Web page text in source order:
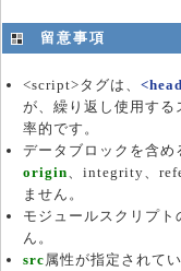
留意事項
<script>タグは、
が、繰り返し使用する
率的です。
データブロックを含め
origin 、integrity、
ません。
モジュールスクリプ
ん。
src 属性が指定されて